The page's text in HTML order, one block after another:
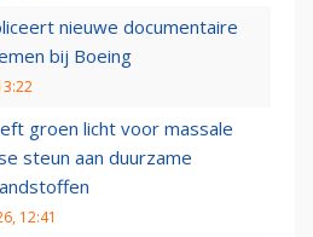
nieuwe documentaire
bij Boeing
groen licht voor massale
steun aan duurzame
12:41